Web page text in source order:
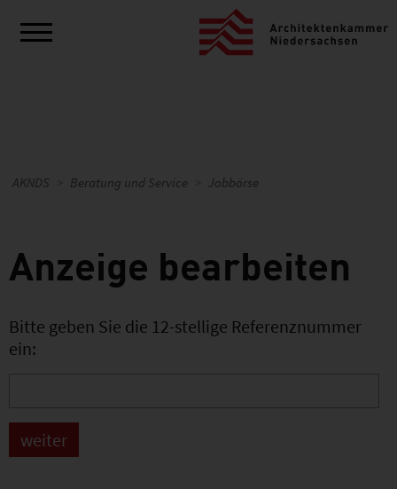
AKNDS Beratung und Service Jobbörse
Anzeige bearbeiten
Bitte geben Sie die 12-stellige Referenznummer
ein: